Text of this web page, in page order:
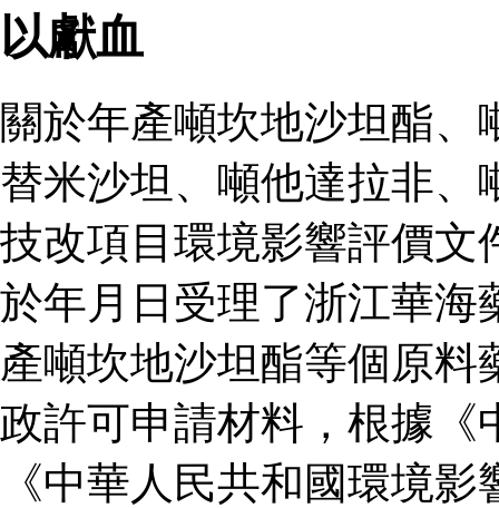
以獻血
關於年產噸坎地沙坦酯
替米沙坦、噸他達拉非
技改項目環境影響評價文
於年月日受理了浙江華海
產噸坎地沙坦酯等個原
政許可申請材料，根據《
《中華人民共和國環境